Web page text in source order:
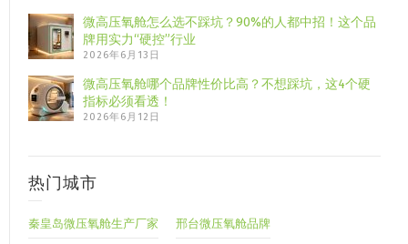
微高压氧舱怎么选不踩坑？90%的人都中招！这个品
牌用实力“硬控”行业
2026年6月13日
微高压氧舱哪个品牌性价比高？不想踩坑，这4个硬
指标必须看透！
2026年6月12日
热门城市
秦皇岛微压氧舱生产厂家 邢台微压氧舱品牌